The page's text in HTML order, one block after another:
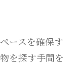
ースを確保す
を探す手間を